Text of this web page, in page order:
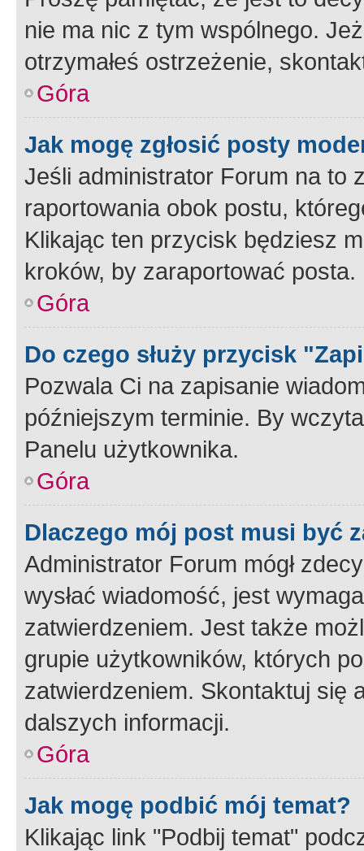
nie ma nic z tym wspólnego.
otrzymałeś ostrzeżenie,
Góra
Jak mogę zgłosić posty
Jeśli administrator Forum na to
raportowania obok postu,
Klikając ten przycisk będziesz
kroków, by zaraportować posta.
Góra
Do czego służy przycisk
Pozwala Ci na zapisanie
późniejszym terminie. By
Panelu użytkownika.
Góra
Dlaczego mój post musi być
Administrator Forum mógł
wysłać wiadomość, jest
zatwierdzeniem. Jest także
grupie użytkowników, których
zatwierdzeniem. Skontaktuj się
dalszych informacji.
Góra
Jak mogę podbić mój temat?
Klikając link "Podbij temat"